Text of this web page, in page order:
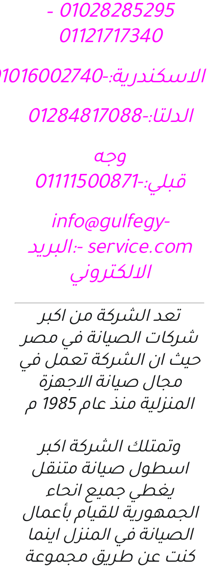
01028285295 –
01121717340
الاسكندرية:-01016002740
الدلتا:-01284817088
وجه
قبلي:-01111500871
info@gulfegy-
service.com -:البريد
الالكتروني
تعد الشركة من اكبر
شركات الصيانة في مصر
حيث ان الشركة تعمل في
مجال صيانة الاجهزة
المنزلية منذ عام 1985 م
وتمتلك الشركة اكبر
اسطول صيانة متنقل
يغطي جميع انحاء
الجمهورية للقيام بأعمال
الصيانة في المنزل اينما
كنت عن طريق مجموعة